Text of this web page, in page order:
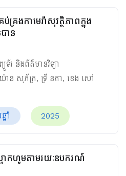
គ្រងកាមេរ៉ាសុវត្ថិភាពក្នុង
ាន
យូទ័រ និងព័ត៌មានវិទ្យា
យ៉ាន សុភ័ក្រ, ទ្រី នភា, ខេង សៅ
ាំ 2025
មាតហូមតាមរយៈឧបករណ៍